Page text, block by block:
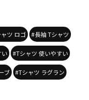
ツ ロゴ #長袖 Tシャツ
#Tシャツ 使いやすい
ブ #Tシャツ ラグラン